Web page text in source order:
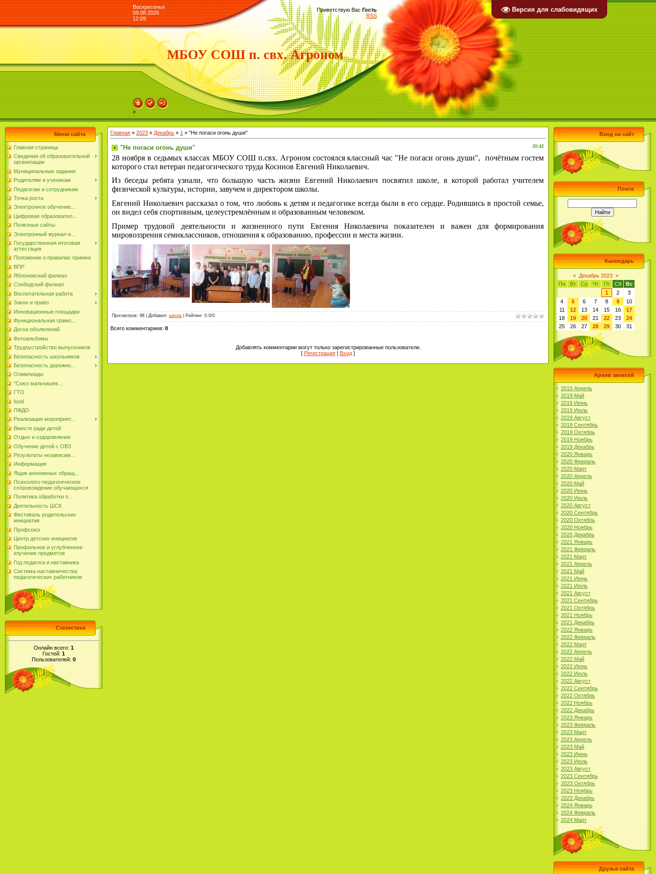
Версия для слабовидящих
Воскресенье
09.08.2026
12:09
Приветствую Вас Гость
RSS
МБОУ СОШ п. свх. Агроном
»
Меню сайта
Главная страница
Сведения об образовательной
организации
Муниципальные задания
Родителям и ученикам
Педагогам и сотрудникам
Точка роста
Электронное обучение...
Цифровая образовател...
Полезные сайты
Электронный журнал и...
Государственная итоговая
аттестация
Положение о правилах приема
ВПР
Яблоневский филиал
Слободский филиал
Воспитательная работа
Закон и право
Инновационные площадки
Функциональная грамо...
Доска объявлений
Фотоальбомы
Трудоустройство выпускников
Безопасность школьников
Безопасность дорожно...
Олимпиады
"Союз мальчишек...
ГТО
food
ПФДО
Реализация мероприят...
Вместе ради детей
Отдых и оздоровление
Обучение детей с ОВЗ
Результаты независим...
Информация
Ящик анонимных обращ...
Психолого-педагогическое
сопровождение обучающихся
Политика обработки п...
Деятельность ШСК
Фестиваль родительских
инициатив
Профсоюз
Центр детских инициатив
Профильное и углубленное
изучение предметов
Год педагога и наставника
Система наставничества
педагогических работников
Статистика
Онлайн всего: 1
Гостей: 1
Пользователей: 0
Главная » 2023 » Декабрь » 1 » "Не погаси огонь души"
20:42
"Не погаси огонь души"
28 ноября в седьмых классах МБОУ СОШ п.свх. Агроном состоялся классный час "Не погаси огонь души", почётным гостем
которого стал ветеран педагогического труда Косинов Евгений Николаевич.
Из беседы ребята узнали, что большую часть жизни Евгений Николаевич посвятил школе, в которой работал учителем
физической культуры, истории, завучем и директором школы.
Евгений Николаевич рассказал о том, что любовь к детям и педагогике всегда были в его сердце. Родившись в простой семье,
он видел себя спортивным, целеустремлённым и образованным человеком.
Пример трудовой деятельности и жизненного пути Евгения Николаевича показателен и важен для формирования
мировоззрения семиклассников, отношения к образованию, профессии и места жизни.
Просмотров: 98 Добавил: школа Рейтинг: 0.0/0
Всего комментариев: 0
Добавлять комментарии могут только зарегистрированные пользователи.
[ Регистрация | Вход ]
Вход на сайт
Поиск
Календарь
« Декабрь 2023 »
Пн
Вт Ср Чт Пт Сб
Вс
1
2
3
4
5 6 7 8 9
10
11
12 13 14 15 16
17
18
19 20 21 22 23
24
25
26 27 28 29 30 31
Архив записей
2019 Апрель
2019 Май
2019 Июнь
2019 Июль
2019 Август
2019 Сентябрь
2019 Октябрь
2019 Ноябрь
2019 Декабрь
2020 Январь
2020 Февраль
2020 Март
2020 Апрель
2020 Май
2020 Июнь
2020 Июль
2020 Август
2020 Сентябрь
2020 Октябрь
2020 Ноябрь
2020 Декабрь
2021 Январь
2021 Февраль
2021 Март
2021 Апрель
2021 Май
2021 Июнь
2021 Июль
2021 Август
2021 Сентябрь
2021 Октябрь
2021 Ноябрь
2021 Декабрь
2022 Январь
2022 Февраль
2022 Март
2022 Апрель
2022 Май
2022 Июнь
2022 Июль
2022 Август
2022 Сентябрь
2022 Октябрь
2022 Ноябрь
2022 Декабрь
2023 Январь
2023 Февраль
2023 Март
2023 Апрель
2023 Май
2023 Июнь
2023 Июль
2023 Август
2023 Сентябрь
2023 Октябрь
2023 Ноябрь
2023 Декабрь
2024 Январь
2024 Февраль
2024 Март
Друзья сайта